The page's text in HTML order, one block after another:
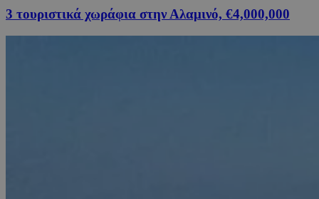
3 τουριστικά χωράφια στην Αλαμινό, €4,000,000